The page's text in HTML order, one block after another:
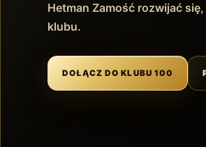
Hetman Zamość rozwijać
klubu.
DOŁĄCZ DO KLUBU 100